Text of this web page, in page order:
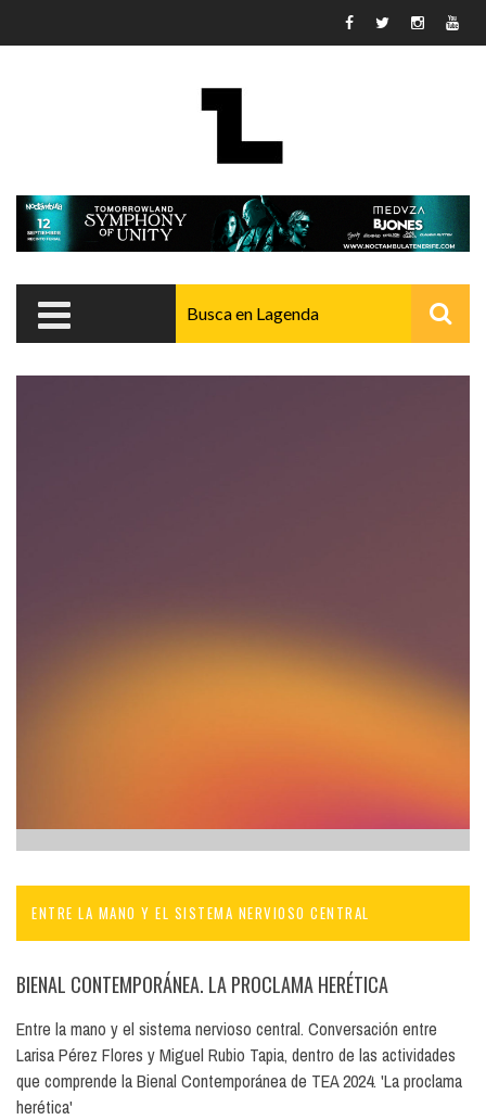
ENTRE LA MANO Y EL SISTEMA NERVIOSO CENTRAL
BIENAL CONTEMPORÁNEA. LA PROCLAMA HERÉTICA
Entre la mano y el sistema nervioso central. Conversación entre
Larisa Pérez Flores y Miguel Rubio Tapia, dentro de las actividades
que comprende la Bienal Contemporánea de TEA 2024. 'La proclama
herética'